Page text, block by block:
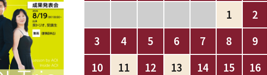
1
2
3
4 5 6 7 8
9
10
11 12 13 14 15
16